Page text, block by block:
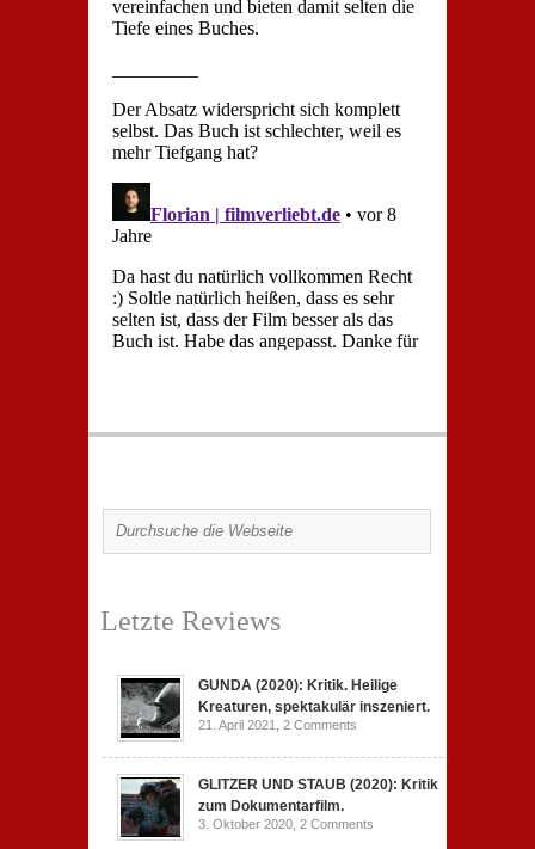
Letzte Reviews
GUNDA (2020): Kritik. Heilige
Kreaturen, spektakulär inszeniert.
21. April 2021, 2 Comments
GLITZER UND STAUB (2020): Kritik
zum Dokumentarfilm.
3. Oktober 2020, 2 Comments